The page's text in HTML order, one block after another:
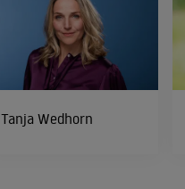
Tanja Wedhorn